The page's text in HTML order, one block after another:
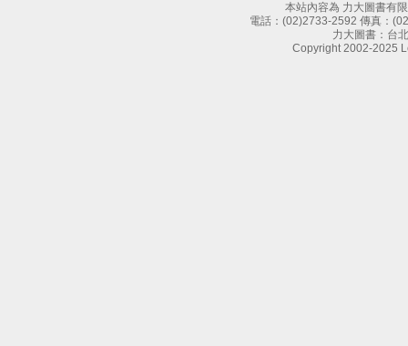
本站內容為 力大圖書有
電話： (02)2733-2592 傳真：
力大圖書：台
Copyright 2002-2025